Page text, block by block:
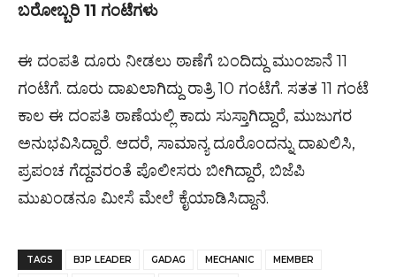
ಬರೋಬ್ಬರಿ 11 ಗಂಟೆಗಳು
ಈ ದಂಪತಿ ದೂರು ನೀಡಲು ಠಾಣೆಗೆ ಬಂದಿದ್ದು ಮುಂಜಾನೆ 11
ಗಂಟೆಗೆ. ದೂರು ದಾಖಲಾಗಿದ್ದು ರಾತ್ರಿ 10 ಗಂಟೆಗೆ. ಸತತ 11 ಗಂಟೆ
ಕಾಲ ಈ ದಂಪತಿ ಠಾಣೆಯಲ್ಲಿ ಕಾದು ಸುಸ್ತಾಗಿದ್ದಾರೆ, ಮುಜುಗರ
ಅನುಭವಿಸಿದ್ದಾರೆ. ಆದರೆ, ಸಾಮಾನ್ಯ ದೂರೊಂದನ್ನು ದಾಖಲಿಸಿ,
ಪ್ರಪಂಚ ಗೆದ್ದವರಂತೆ ಪೊಲೀಸರು ಬೀಗಿದ್ದಾರೆ, ಬಿಜೆಪಿ
ಮುಖಂಡನೂ ಮೀಸೆ ಮೇಲೆ ಕೈಯಾಡಿಸಿದ್ದಾನೆ.
TAGS BJP LEADER GADAG MECHANIC MEMBER